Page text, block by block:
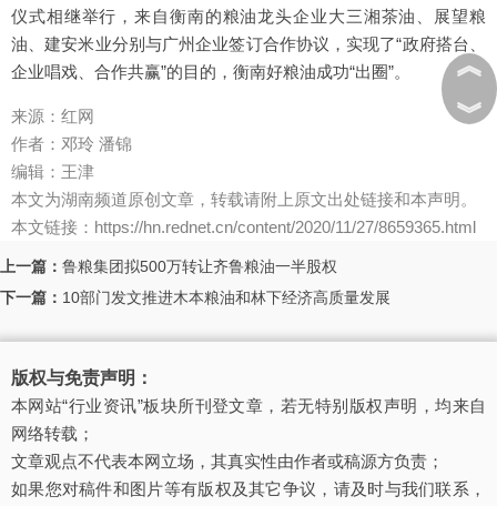
仪式相继举行，来自衡南的粮油龙头企业大三湘茶油、展望粮
油、建安米业分别与广州企业签订合作协议，实现了“政府搭台、
企业唱戏、合作共赢”的目的，衡南好粮油成功“出圈”。
来源：红网
作者：邓玲 潘锦
编辑：王津
本文为湖南频道原创文章，转载请附上原文出处链接和本声明。
本文链接：https://hn.rednet.cn/content/2020/11/27/8659365.html
上一篇： 鲁粮集团拟500万转让齐鲁粮油一半股权
下一篇： 10部门发文推进木本粮油和林下经济高质量发展
版权与免责声明：
本网站“行业资讯”板块所刊登文章，若无特别版权声明，均来自
网络转载；
文章观点不代表本网立场，其真实性由作者或稿源方负责；
如果您对稿件和图片等有版权及其它争议，请及时与我们联系，
︽
︾